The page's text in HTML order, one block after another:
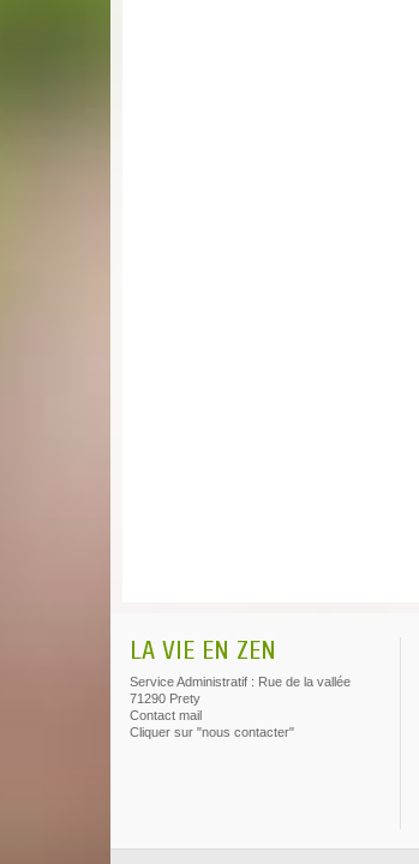
LA VIE EN ZEN
Service Administratif : Rue de la vallée
71290 Prety
Contact mail
Cliquer sur "nous contacter"